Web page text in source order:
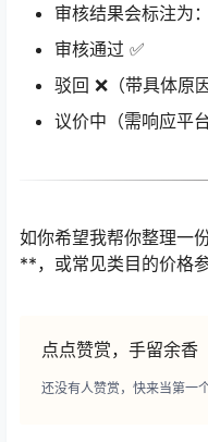
审核结果会标注为：
审核通过 ✅
驳回 ❌（带具体原因
议价中（需响应平台
如你希望我帮你整理一
**，或常见类目的价格
点点赞赏，手留余香
还没有人赞赏，快来当第一